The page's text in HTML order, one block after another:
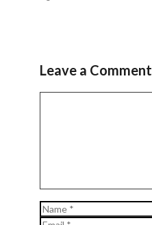
Leave a Comment
Name
Email